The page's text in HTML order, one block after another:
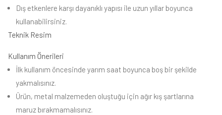
Dış etkenlere karşı dayanıklı yapısı ile uzun yıllar boyunca
kullanabilirsiniz.
Teknik Resim
Kullanım Önerileri
İlk kullanım öncesinde yarım saat boyunca boş bir şekilde
yakmalısınız.
Ürün, metal malzemeden oluştuğu için ağır kış şartlarına
maruz bırakmamalısınız.